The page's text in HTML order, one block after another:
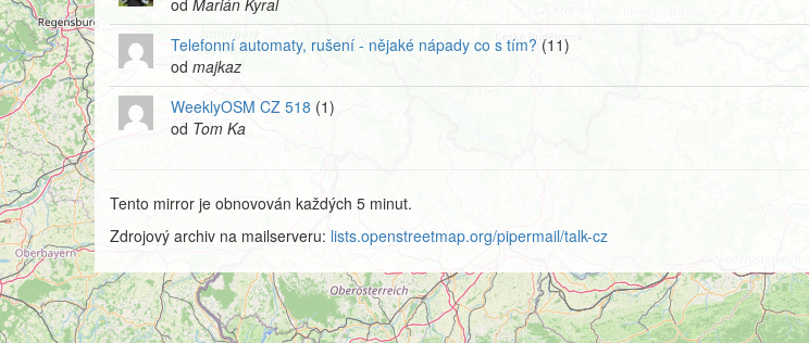
od Marián Kyral
Telefonní automaty, rušení - nějaké nápady co s tím? (11)
od majkaz
WeeklyOSM CZ 518 (1)
od Tom Ka
Tento mirror je obnovován každých 5 minut.
Zdrojový archiv na mailserveru: lists.openstreetmap.org/pipermail/talk-cz